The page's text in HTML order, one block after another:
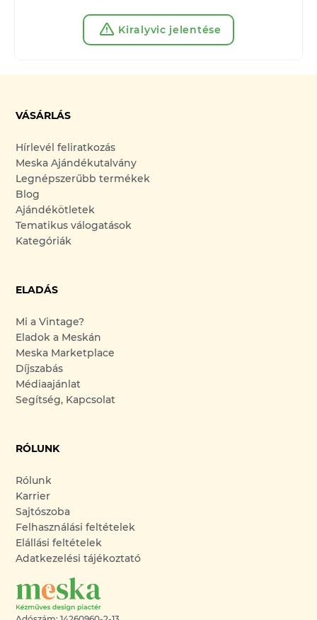
Kiralyvic jelentése
VÁSÁRLÁS
Hírlevél feliratkozás
Meska Ajándékutalvány
Legnépszerűbb termékek
Blog
Ajándékötletek
Tematikus válogatások
Kategóriák
ELADÁS
Mi a Vintage?
Eladok a Meskán
Meska Marketplace
Díjszabás
Médiaajánlat
Segítség, Kapcsolat
RÓLUNK
Rólunk
Karrier
Sajtószoba
Felhasználási feltételek
Elállási feltételek
Adatkezelési tájékoztató